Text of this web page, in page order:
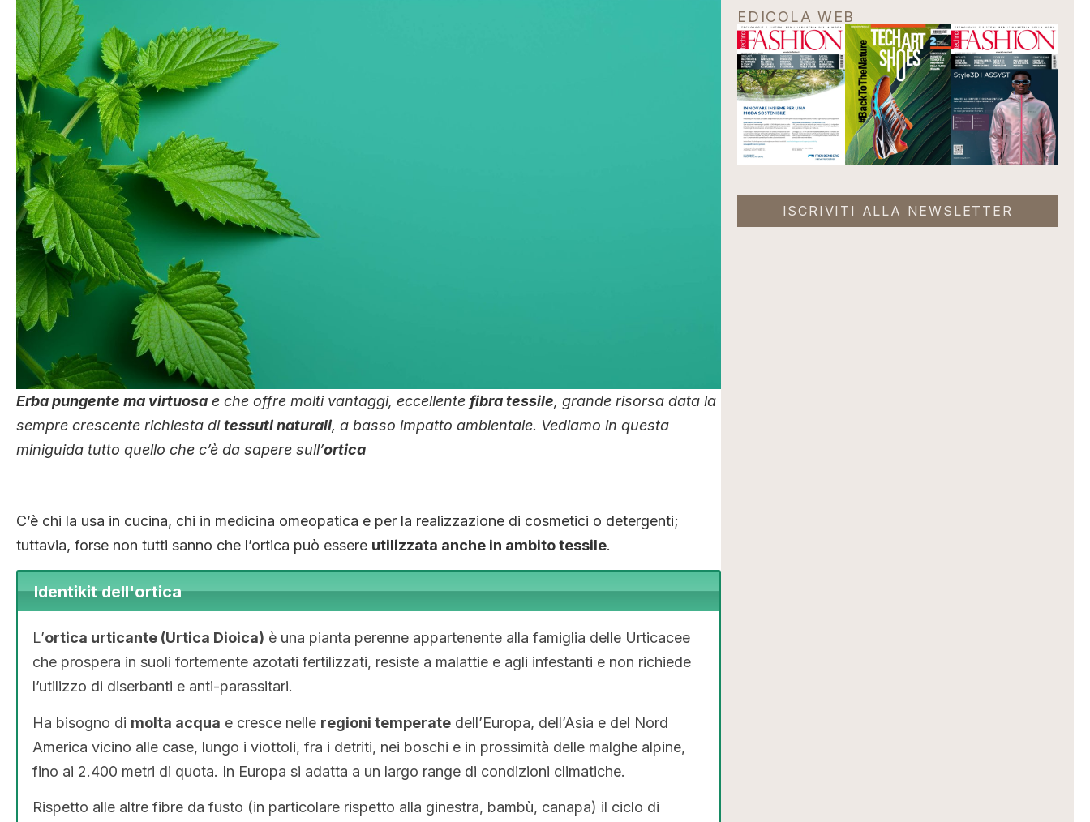
Erba pungente ma virtuosa e che offre molti vantaggi, eccellente fibra tessile, grande risorsa data la
sempre crescente richiesta ditessuti naturali, a basso impatto ambientale. Vediamo in questa
miniguida tutto quello che c’è da sapere sull’ortica
C’è chi la usa in cucina, chi in medicina omeopatica e per la realizzazione di cosmetici o detergenti;
tuttavia, forse non tutti sanno che l’ortica può essere utilizzata anche in ambito tessile.
Identikit dell'ortica
L’ortica urticante (Urtica Dioica) è una pianta perenne appartenente alla famiglia delle Urticacee
che prospera in suoli fortemente azotati fertilizzati, resiste a malattie e agli infestanti e non richiede
l’utilizzo di diserbanti e anti-parassitari.
Ha bisogno di molta acqua e cresce nelle regioni temperate dell’Europa, dell’Asia e del Nord
America vicino alle case, lungo i viottoli, fra i detriti, nei boschi e in prossimità delle malghe alpine,
fino ai 2.400 metri di quota. In Europa si adatta a un largo range di condizioni climatiche.
Rispetto alle altre fibre da fusto (in particolare rispetto alla ginestra, bambù, canapa) il ciclo di
EDICOLA WEB
ISCRIVITI ALLA NEWSLETTER